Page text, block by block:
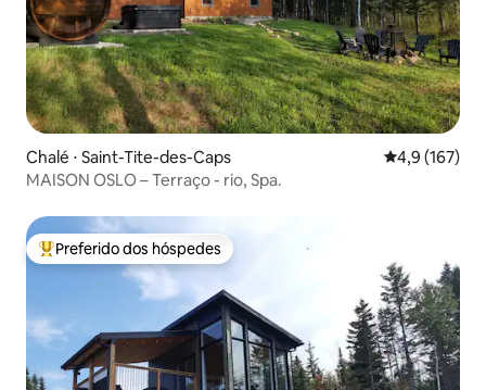
Chalé ⋅ Saint-Tite-des-Caps 4,9 de uma
4,9 (167)
MAISON OSLO – Terraço - rio, Spa.
Entre os melhores preferidos dos hóspedes
Preferido dos hóspedes